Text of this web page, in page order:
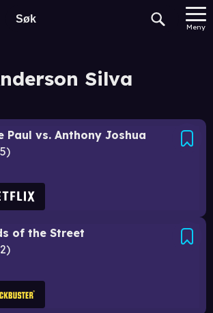
Meny
Silva
Paul vs. Anthony Joshua
of the Street